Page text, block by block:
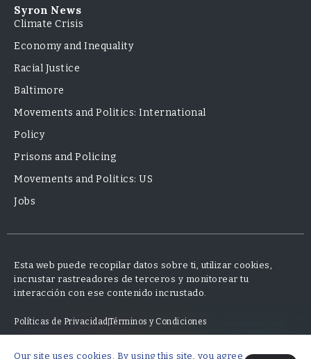
Syron News
Climate Crisis
Economy and Inequality
Racial Justice
Baltimore
Movements and Politics: International
Policy
Prisons and Policing
Movements and Politics: US
Jobs
Esta web puede recopilar datos sobre ti, utilizar cookies,
incrustar rastreadores de terceros y monitorear tu
interacción con ese contenido incrustado.
Políticas de PrivacidadTérminos y Condiciones
Our site uses cookies. By using this site, you agree